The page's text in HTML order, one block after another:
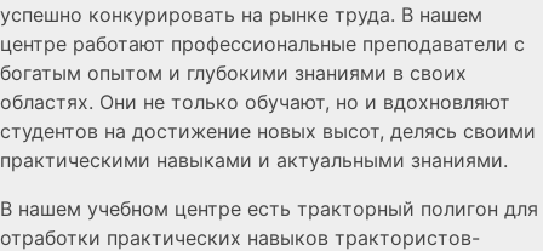
успешно конкурировать на рынке труда. В нашем
центре работают профессиональные преподаватели с
богатым опытом и глубокими знаниями в своих
областях. Они не только обучают, но и вдохновляют
студентов на достижение новых высот, делясь своими
практическими навыками и актуальными знаниями.
В нашем учебном центре есть тракторный полигон для
отработки практических навыков трактористов-